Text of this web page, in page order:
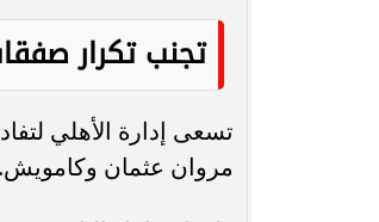
تجنب تكرار
تسعى إدارة الأهلي
مروان عثمان وكامويش.